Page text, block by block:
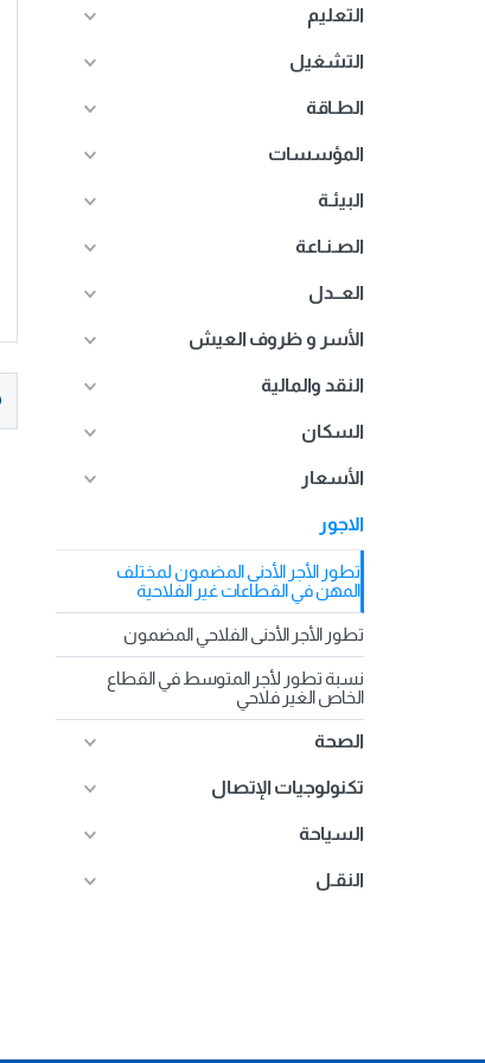
التعليم
التشغيل
الطـاقة
المؤسسات
البيئـة
الصـنـاعة
العــدل
الأسر و ظروف العيش
النقد والمالية
السكان
الأسعار
الاجور
تطور الأجر الأدنى المضمون لمختلف
المهن في القطاعات غير الفلاحية
تطور الأجر الأدنى الفلاحي المضمون
نسبة تطور لأجر المتوسط في القطاع
الخاص الغير فلاحي
الصحة
تكنولوجيات الإتصال
السياحة
النقـل